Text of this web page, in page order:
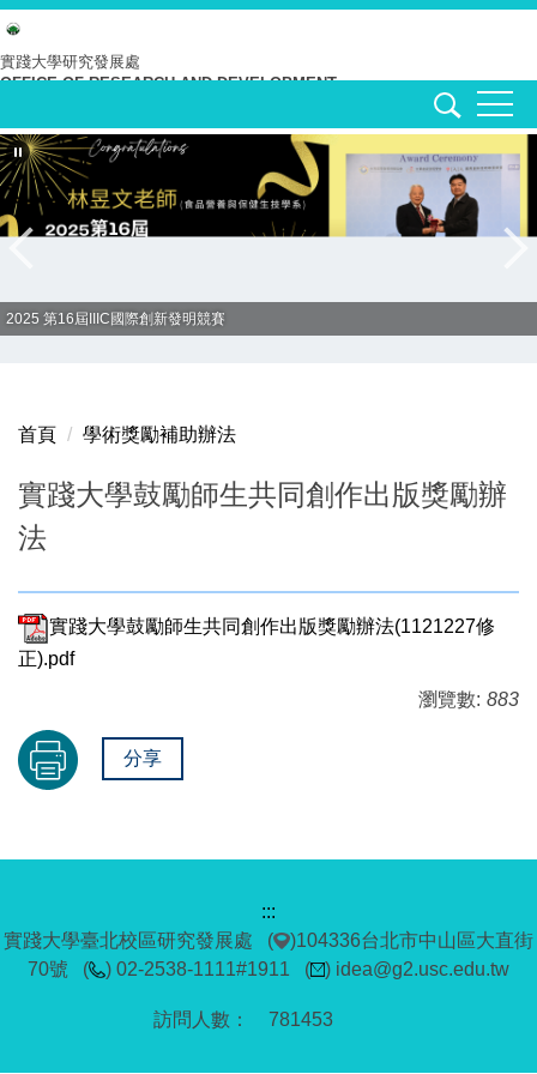
跳
到
主
內
容
區
實踐大學研究發展處
OFFICE OF RESEARCH AND DEVELOPMENT
2025 第16屆IIIC國際創新發明競賽
首頁 學術獎勵補助辦法
實踐大學鼓勵師生共同創作出版獎勵辦
法
實踐大學鼓勵師生共同創作出版獎勵辦法(1121227修
正).pdf
瀏覽數: 883
分享
781453
:::
實踐大學臺北校區研究發展處 (
)104336台北市中山區大直街
70號 (
) 02-2538-1111#1911 ( ) idea@g2.usc.edu.tw